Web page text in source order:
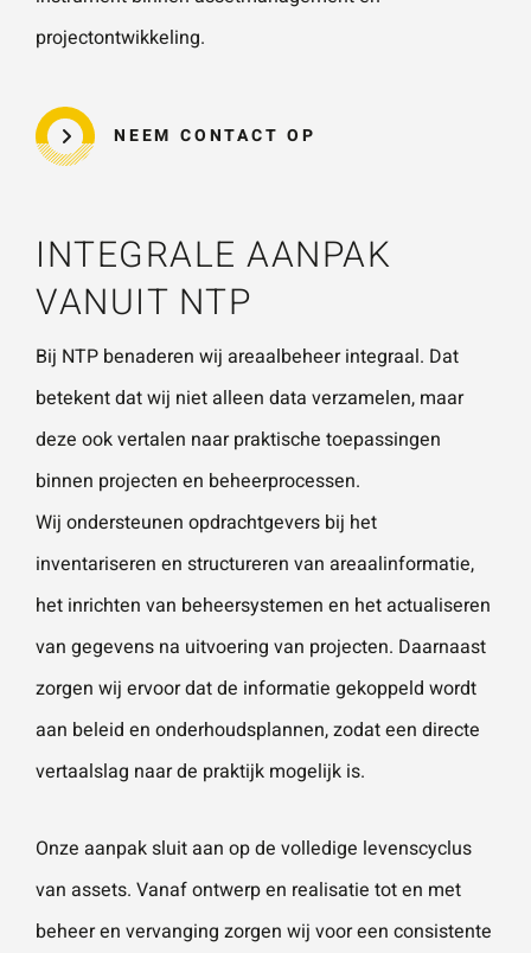
projectontwikkeling.
NEEM CONTACT OP
INTEGRALE AANPAK
VANUIT NTP
Bij NTP benaderen wij areaalbeheer integraal. Dat
betekent dat wij niet alleen data verzamelen, maar
deze ook vertalen naar praktische toepassingen
binnen projecten en beheerprocessen.
Wij ondersteunen opdrachtgevers bij het
inventariseren en structureren van areaalinformatie,
het inrichten van beheersystemen en het actualiseren
van gegevens na uitvoering van projecten. Daarnaast
zorgen wij ervoor dat de informatie gekoppeld wordt
aan beleid en onderhoudsplannen, zodat een directe
vertaalslag naar de praktijk mogelijk is.
Onze aanpak sluit aan op de volledige levenscyclus
van assets. Vanaf ontwerp en realisatie tot en met
beheer en vervanging zorgen wij voor een consistente